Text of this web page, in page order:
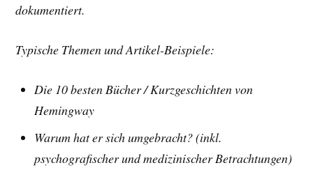
dokumentiert.
Typische Themen und Artikel-Beispiele:
Die 10 besten Bücher /Kurzgeschichten von
Hemingway
Warum hat er sich umgebracht? (inkl.
psychografischer und medizinischer Betrachtungen)